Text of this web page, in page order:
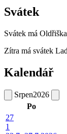
Svátek
Svátek má Oldřiška
Zítra má svátek
Kalendář
Srpen2026
Po
27
1